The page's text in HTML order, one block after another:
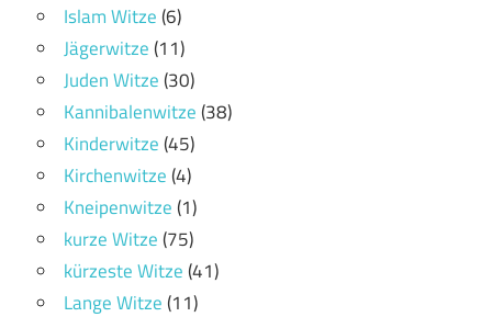
Islam Witze(6)
Jägerwitze(11)
Juden Witze(30)
Kannibalenwitze(38)
Kinderwitze(45)
Kirchenwitze(4)
Kneipenwitze(1)
kurze Witze(75)
kürzeste Witze(41)
Lange Witze(11)